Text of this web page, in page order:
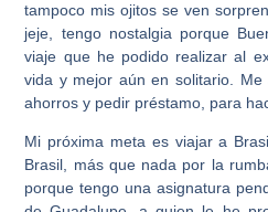
tampoco mis ojitos se ven
jeje, tengo nostalgia porque
viaje que he podido realizar al
vida y mejor aún en solitario.
ahorros y pedir préstamo, para
Mi próxima meta es viajar a
Brasil, más que nada por la
porque tengo una asignatura